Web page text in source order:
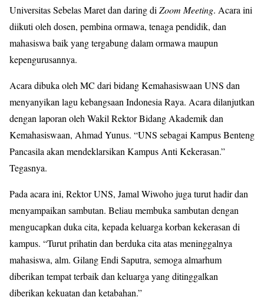
Universitas Sebelas Maret dan daring di Zoom Meeting. Acara ini
diikuti oleh dosen, pembina ormawa, tenaga pendidik, dan
mahasiswa baik yang tergabung dalam ormawa maupun
kepengurusannya.
Acara dibuka oleh MC dari bidang Kemahasiswaan UNS dan
menyanyikan lagu kebangsaan Indonesia Raya. Acara dilanjutkan
dengan laporan oleh Wakil Rektor Bidang Akademik dan
Kemahasiswaan, Ahmad Yunus. “UNS sebagai Kampus Benteng
Pancasila akan mendeklarsikan Kampus Anti Kekerasan.”
Tegasnya.
Pada acara ini, Rektor UNS, Jamal Wiwoho juga turut hadir dan
menyampaikan sambutan. Beliau membuka sambutan dengan
mengucapkan duka cita, kepada keluarga korban kekerasan di
kampus. “Turut prihatin dan berduka cita atas meninggalnya
mahasiswa, alm. Gilang Endi Saputra, semoga almarhum
diberikan tempat terbaik dan keluarga yang ditinggalkan
diberikan kekuatan dan ketabahan.”